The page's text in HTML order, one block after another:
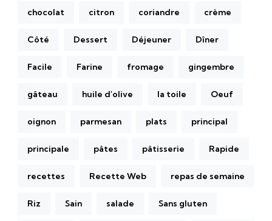
chocolat citron coriandre crème
Côté Dessert Déjeuner Dîner
Facile Farine fromage gingembre
gâteau huile d'olive la toile Oeuf
oignon parmesan plats principal
principale pâtes pâtisserie Rapide
recettes Recette Web repas de semaine
Riz Sain salade Sans gluten